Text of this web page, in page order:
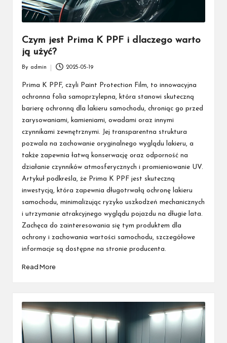
Czym jest Prima K PPF i dlaczego warto
ją użyć?
by
By admin 2025-05-19
Prima K PPF, czyli Paint Protection Film, to innowacyjna
ochronna folia samoprzylepna, która stanowi skuteczną
barierę ochronną dla lakieru samochodu, chroniąc go przed
zarysowaniami, kamieniami, owadami oraz innymi
czynnikami zewnętrznymi. Jej transparentna struktura
pozwala na zachowanie oryginalnego wyglądu lakieru, a
także zapewnia łatwą konserwację oraz odporność na
działanie czynników atmosferycznych i promieniowanie UV.
Artykuł podkreśla, że Prima K PPF jest skuteczną
inwestycją, która zapewnia długotrwałą ochronę lakieru
samochodu, minimalizując ryzyko uszkodzeń mechanicznych
i utrzymanie atrakcyjnego wyglądu pojazdu na długie lata.
Zachęca do zainteresowania się tym produktem dla
ochrony i zachowania wartości samochodu, szczegółowe
informacje są dostępne na stronie producenta.
Read More